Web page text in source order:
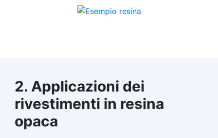
2. Applicazioni dei
rivestimenti in resina
opaca